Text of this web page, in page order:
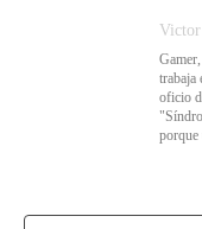
trabaja
oficio
porque